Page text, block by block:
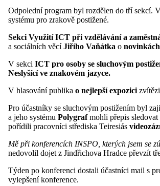
Odpolední program byl rozdělen do tří sekcí.
systému pro zrakově postižené.
Sekci Využití ICT při vzdělávání a
a sociálních věcíJiřího Vaňátka o
V sekci ICT pro osoby se sluchovým
Neslyšící ve znakovém jazyce.
V hlasování publika o nejlepší expozici
Pro účastníky se sluchovým postižením byl
a jeho systému Polygrafmohli přepis sledovat
pořídili pracovníci střediska Teiresiás
Mě při konferencích INSPO, kterých jsem se
nedovolil dojet z Jindřichova Hradce převzít
Týden po konferenci dostali účastníci mail s
vylepšení konference.